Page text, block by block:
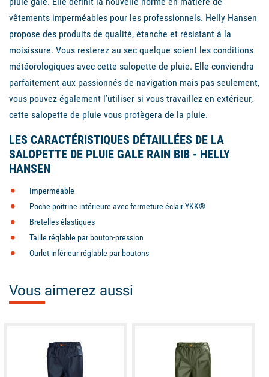
vêtements imperméables pour les professionnels. Helly Hansen
propose des produits de qualité, étanche et résistant à la
moisissure. Vous resterez au sec quelque soient les conditions
météorologiques avec cette salopette de pluie. Elle conviendra
parfaitement aux passionnés de navigation mais pas seulement,
vous pouvez également l’utiliser si vous travaillez en extérieur,
cette salopette de pluie vous protègera de la pluie.
LES CARACTÉRISTIQUES DÉTAILLÉES DE LA
SALOPETTE DE PLUIE GALE RAIN BIB - HELLY
HANSEN
Imperméable
Poche poitrine intérieure avec fermeture éclair YKK®
Bretelles élastiques
Taille réglable par bouton-pression
Ourlet inférieur réglable par boutons
Vous aimerez aussi